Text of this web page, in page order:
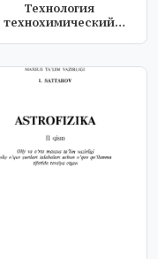
Технология
технохимический